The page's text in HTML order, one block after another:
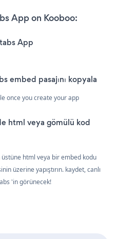
App on Kooboo:
App
embed pasajını kopyala
once you create your app
html veya gömülü kod
html veya bir embed kodu
üzerine yapıştırın. kaydet, canlı
'in görünecek!